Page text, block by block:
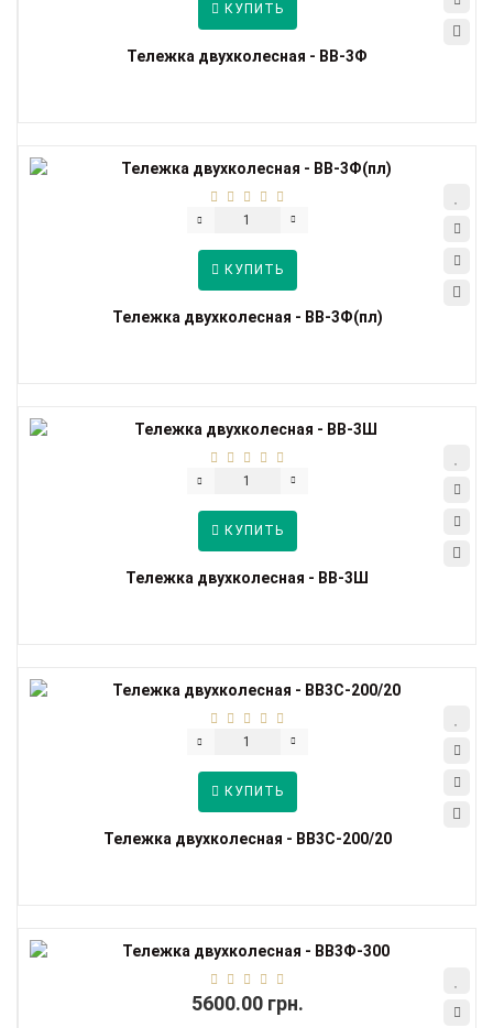
КУПИТЬ
Тележка двухколесная - ВВ-3Ф
КУПИТЬ
Тележка двухколесная - ВВ-3Ф(пл)
КУПИТЬ
Тележка двухколесная - ВВ-3Ш
КУПИТЬ
Тележка двухколесная - ВВ3С-200/20
5600.00 грн.